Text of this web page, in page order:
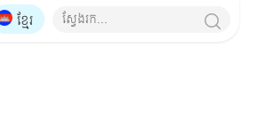
ខ្មែរ